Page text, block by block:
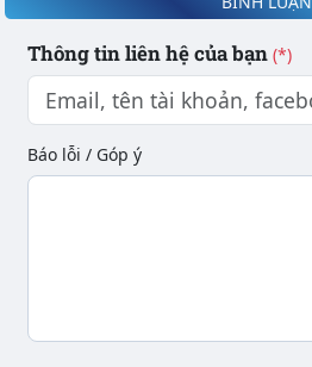
Thông tin liên hệ của bạn (*)
Báo lỗi / Góp ý